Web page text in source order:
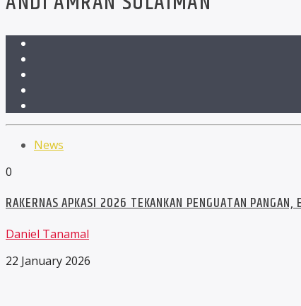
News
0
RAKERNAS APKASI 2026 TEKANKAN PENGUATAN PANGAN,
Daniel Tanamal
22 January 2026